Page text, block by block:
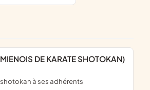
DE KARATE SHOTOKAN)
shotokan à ses adhérents